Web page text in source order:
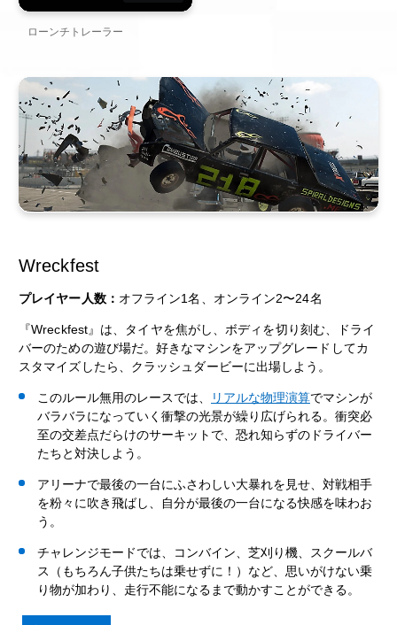
ローンチトレーラー
Wreckfest
プレイヤー人数： オフライン1名、オンライン2〜24名
『Wreckfest』は、タイヤを焦がし、ボディを切り刻む、ドライ
バーのための遊び場だ。好きなマシンをアップグレードしてカ
スタマイズしたら、クラッシュダービーに出場しよう。
このルール無用のレースでは、 リアルな物理演算でマシンが
バラバラになっていく衝撃の光景が繰り広げられる。衝突必
至の交差点だらけのサーキットで、恐れ知らずのドライバー
たちと対決しよう。
アリーナで最後の一台にふさわしい大暴れを見せ、対戦相手
を粉々に吹き飛ばし、自分が最後の一台になる快感を味わお
う。
チャレンジモードでは、コンバイン、芝刈り機、スクールバ
ス（もちろん子供たちは乗せずに！）など、思いがけない乗
り物が加わり、走行不能になるまで動かすことができる。